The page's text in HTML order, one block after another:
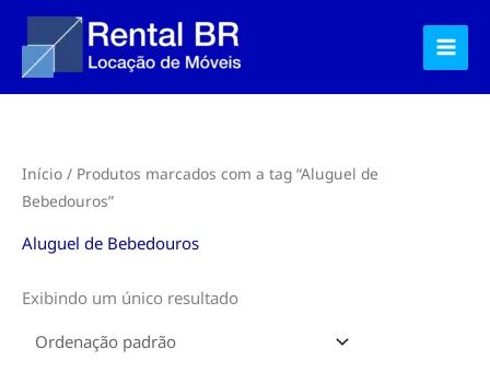
para
conteúdo
Início / Produtos marcados com a tag “Aluguel de
Bebedouros”
Aluguel de Bebedouros
Exibindo um único resultado